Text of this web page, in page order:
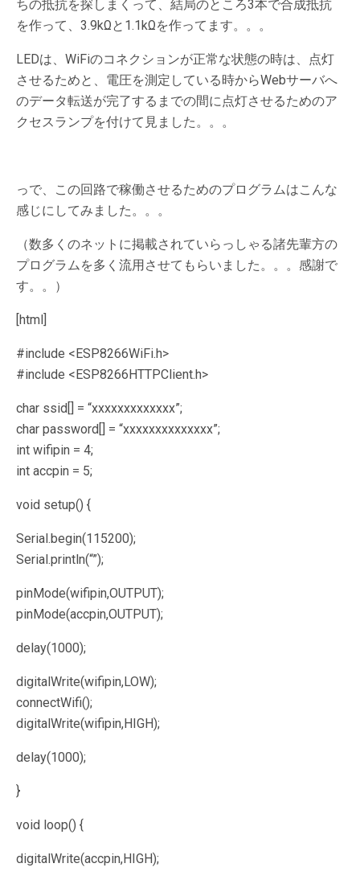
ちの抵抗を探しまくって、結局のところ3本で合成抵抗
を作って、3.9kΩと1.1kΩを作ってます。。。
LEDは、WiFiのコネクションが正常な状態の時は、点灯
させるためと、電圧を測定している時からWebサーバへ
のデータ転送が完了するまでの間に点灯させるためのア
クセスランプを付けて見ました。。。
っで、この回路で稼働させるためのプログラムはこんな
感じにしてみました。。。
（数多くのネットに掲載されていらっしゃる諸先輩方の
プログラムを多く流用させてもらいました。。。感謝で
す。。）
[html]
#include <ESP8266WiFi.h>
#include <ESP8266HTTPClient.h>
char ssid[] = “xxxxxxxxxxxxx”;
char password[] = “xxxxxxxxxxxxxx”;
int wifipin = 4;
int accpin = 5;
void setup() {
Serial.begin(115200);
Serial.println(“”);
pinMode(wifipin,OUTPUT);
pinMode(accpin,OUTPUT);
delay(1000);
digitalWrite(wifipin,LOW);
connectWifi();
digitalWrite(wifipin,HIGH);
delay(1000);
}
void loop() {
digitalWrite(accpin,HIGH);